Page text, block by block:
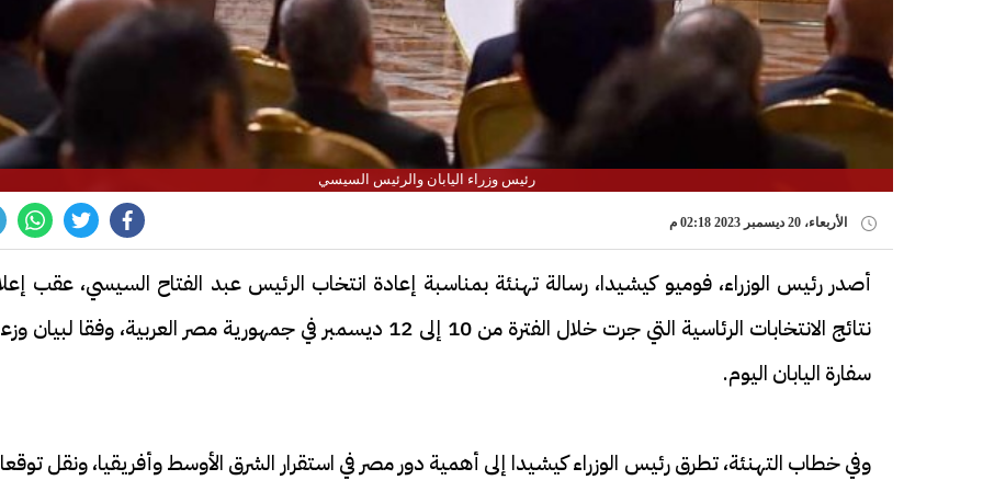
رئيس وزراء اليابان والرئيس السيسي
الأربعاء، 20 ديسمبر 2023 02:18 م
أصدر رئيس الوزراء، فوميو كيشيدا، رسالة تهنئة بمناسبة إعادة انتخاب الرئيس عبد الفتاح السيسي، عقب
نتائج الانتخابات الرئاسية التي جرت خلال الفترة من 10 إلى 12 ديسمبر في جمهورية مصر العربية، وفقا لبيان
سفارة اليابان اليوم.
وفي خطاب التهنئة، تطرق رئيس الوزراء كيشيدا إلى أهمية دور مصر في استقرار الشرق الأوسط وأفريقيا، ونقل